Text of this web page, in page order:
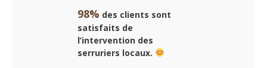
98% des clients sont
satisfaits de
l’intervention des
serruriers locaux.